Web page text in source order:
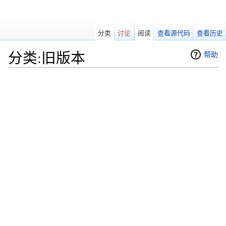
帮助
分类:旧版本
分类 讨论 阅读 查看源代码 查看历史